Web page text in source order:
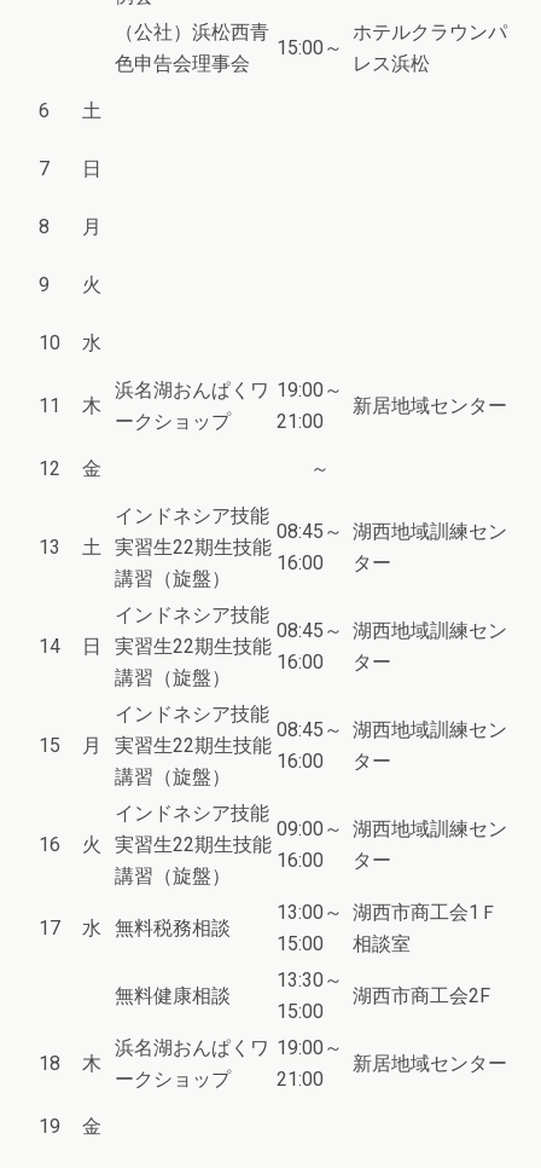
（公社）浜松西青
色申告会理事会
15:00～
ホテルクラウンパ
レス浜松
6 土
7 日
8 月
9 火
10 水
11 木
浜名湖おんぱくワ
ークショップ
19:00～
21:00
新居地域センター
12 金 ～
13 土
インドネシア技能
実習生22期生技能
講習（旋盤）
08:45～
16:00
湖西地域訓練セン
ター
14 日
インドネシア技能
実習生22期生技能
講習（旋盤）
08:45～
16:00
湖西地域訓練セン
ター
15 月
インドネシア技能
実習生22期生技能
講習（旋盤）
08:45～
16:00
湖西地域訓練セン
ター
16 火
インドネシア技能
実習生22期生技能
講習（旋盤）
09:00～
16:00
湖西地域訓練セン
ター
17 水 無料税務相談
13:00～
15:00
湖西市商工会1Ｆ
相談室
無料健康相談
13:30～
15:00
湖西市商工会2F
18 木
浜名湖おんぱくワ
ークショップ
19:00～
21:00
新居地域センター
19 金